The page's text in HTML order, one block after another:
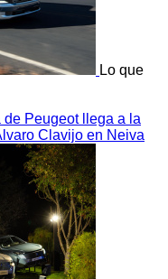
Lo que
de Peugeot llega a la
Clavijo en Neiva